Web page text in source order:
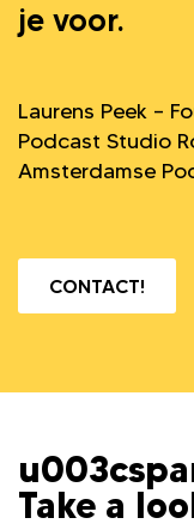
je voor.
Laurens Peek –
Podcast Studio
Amsterdamse
CONTACT!
Take a